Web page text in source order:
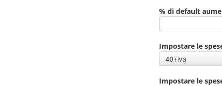
% di default
Impostare le
40+iva
Impostare le